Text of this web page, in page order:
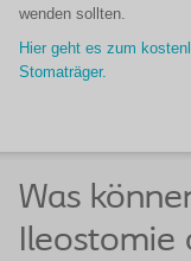
wenden sollten.
Hier geht es zum
Stomaträger.
Was
Ileostomie